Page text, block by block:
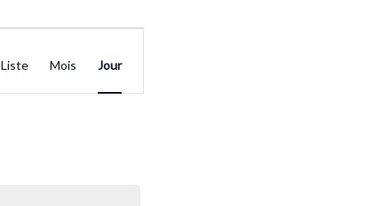
de
Liste Mois Jour